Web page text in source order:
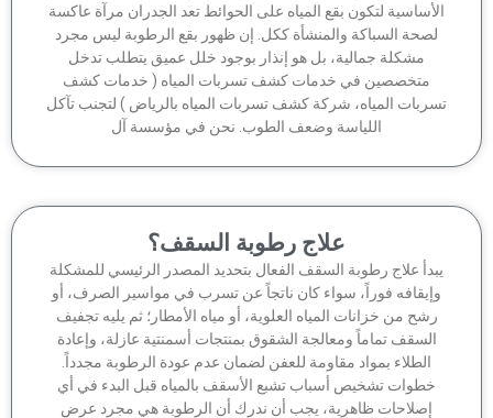
لتكون بقع المياه على الحوائط تعد الجدران مرآة عاكسة
لصحة السباكة والمنشأة ككل. إن ظهور بقع الرطوبة ليس مجرد
مشكلة جمالية، بل هو إنذار بوجود خلل عميق يتطلب تدخل
متخصصين في خدمات كشف تسربات المياه ( خدمات كشف
المياه، شركة كشف تسربات المياه بالرياض ) لتجنب تآكل
اللياسة وضعف الطوب. نحن في مؤسسة آل
علاج رطوبة السقف؟
علاج رطوبة السقف الفعال بتحديد المصدر الرئيسي للمشكلة
فوراً، سواء كان ناتجاً عن تسرب في مواسير الصرف، أو
رشح من خزانات المياه العلوية، أو مياه الأمطار؛ ثم يليه تجفيف
السقف تماماً ومعالجة الشقوق بمنتجات أسمنتية عازلة، وإعادة
الطلاء بمواد مقاومة للعفن لضمان عدم عودة الرطوبة مجدداً.
خطوات تشخيص أسباب تشبع الأسقف بالمياه قبل البدء في أي
إصلاحات ظاهرية، يجب أن ندرك أن الرطوبة هي مجرد عرض